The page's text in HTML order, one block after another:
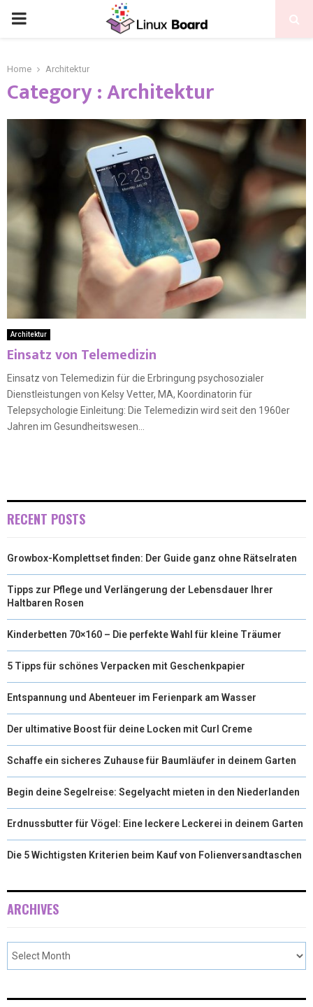
Home Architektur
Category : Architektur
Architektur
Einsatz von Telemedizin
Einsatz von Telemedizin für die Erbringung psychosozialer
Dienstleistungen von Kelsy Vetter, MA, Koordinatorin für
Telepsychologie Einleitung: Die Telemedizin wird seit den 1960er
Jahren im Gesundheitswesen...
RECENT POSTS
Growbox-Komplettset finden: Der Guide ganz ohne Rätselraten
Tipps zur Pflege und Verlängerung der Lebensdauer Ihrer
Haltbaren Rosen
Kinderbetten 70×160 – Die perfekte Wahl für kleine Träumer
5 Tipps für schönes Verpacken mit Geschenkpapier
Entspannung und Abenteuer im Ferienpark am Wasser
Der ultimative Boost für deine Locken mit Curl Creme
Schaffe ein sicheres Zuhause für Baumläufer in deinem Garten
Begin deine Segelreise: Segelyacht mieten in den Niederlanden
Erdnussbutter für Vögel: Eine leckere Leckerei in deinem Garten
Die 5 Wichtigsten Kriterien beim Kauf von Folienversandtaschen
ARCHIVES